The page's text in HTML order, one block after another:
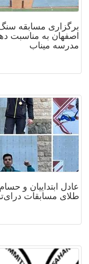
برگزاری مسابقه سنگ
اصفهان به مناسبت
مدرسه میناب
عادل ابتداییان و
طلای مسابقات